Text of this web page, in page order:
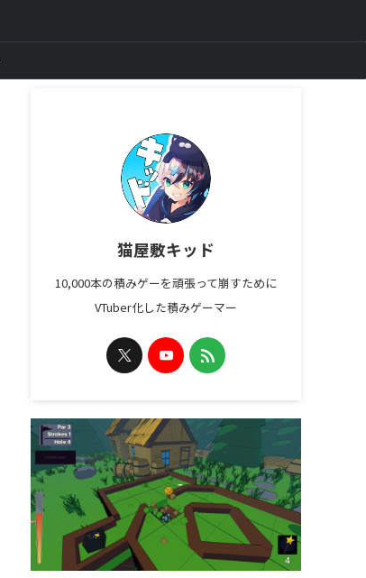
猫屋敷キッド
10,000本の積みゲーを頑張って崩すために
VTuber化した積みゲーマー